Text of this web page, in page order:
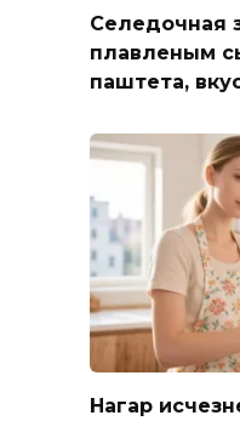
Селедочная
плавленым
паштета,
Нагар